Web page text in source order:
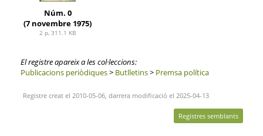
Núm. 0
(7 novembre 1975)
2 p, 311.1 KB
El registre apareix a les col·leccions:
Publicacions periòdiques> Butlletins> Premsa política
Registre creat el 2010-05-06, darrera modificació el 2025-04-13
Registres semblants